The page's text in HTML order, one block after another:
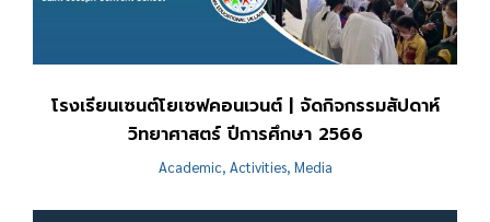
โรงเรียนเซนต์โยเซฟคอนเวนต์ | จัดกิจกรรมสัปดาห์
วิทยาศาสตร์ ปีการศึกษา 2566
Academic, Activities, Media